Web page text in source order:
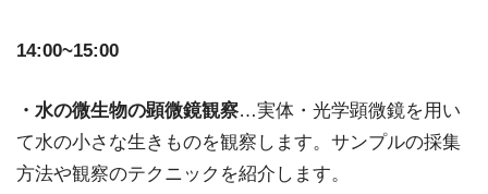
14:00~15:00
・水の微生物の顕微鏡観察…実体・光学顕微鏡を用い
て水の小さな生きものを観察します。サンプルの採集
方法や観察のテクニックを紹介します。